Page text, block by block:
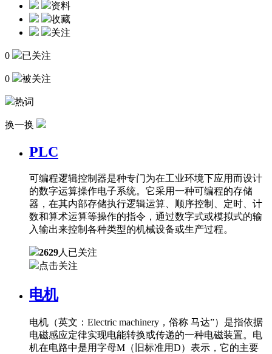
资料
收藏
关注
0 已关注
0 被关注
热词
换一换
PLC
可编程逻辑控制器是种专门为在工业环境下应用而设计
的数字运算操作电子系统。它采用一种可编程的存储
器，在其内部存储执行逻辑运算、顺序控制、定时、计
数和算术运算等操作的指令，通过数字式或模拟式的输
入输出来控制各种类型的机械设备或生产过程。
2629人已关注
点击关注
电机
电机（英文：Electric machinery，俗称 马达”）是指依据
电磁感应定律实现电能转换或传递的一种电磁装置。电
机在电路中是用字母M（旧标准用D）表示，它的主要